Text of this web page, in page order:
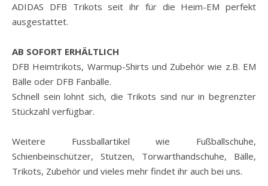
ADIDAS DFB Trikots seit ihr für die Heim-EM perfekt
ausgestattet.
AB SOFORT ERHÄLTLICH
DFB Heimtrikots, Warmup-Shirts und Zubehör wie z.B. EM
Bälle oder DFB Fanbälle.
Schnell sein lohnt sich, die Trikots sind nur in begrenzter
Stückzahl verfügbar.
Weitere Fussballartikel wie Fußballschuhe,
Schienbeinschützer, Stutzen, Torwarthandschuhe, Bälle,
Trikots, Zubehör und vieles mehr findet ihr auch bei uns.